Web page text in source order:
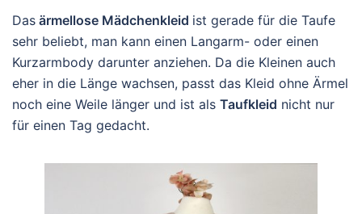
Das ärmellose Mädchenkleid ist gerade für die Taufe
sehr beliebt, man kann einen Langarm- oder einen
Kurzarmbody darunter anziehen. Da die Kleinen auch
eher in die Länge wachsen, passt das Kleid ohne Ärmel
noch eine Weile länger und ist als Taufkleid nicht nur
für einen Tag gedacht.